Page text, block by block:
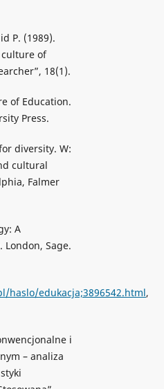
P. (1989).
of
18(1).
of Education.
Press.
diversity. W:
cultural
Falmer
A
Sage.
haslo/edukacja;3896542.html,
i
– analiza